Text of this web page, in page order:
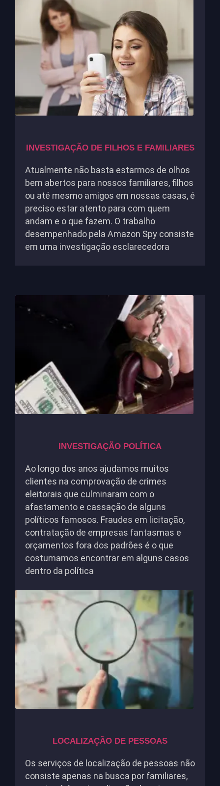
INVESTIGAÇÃO DE FILHOS E FAMILIARES
Atualmente não basta estarmos de olhos
bem abertos para nossos familiares, filhos
ou até mesmo amigos em nossas casas, é
preciso estar atento para com quem
andam e o que fazem. O trabalho
desempenhado pela Amazon Spy consiste
em uma investigação esclarecedora
INVESTIGAÇÃO POLÍTICA
Ao longo dos anos ajudamos muitos
clientes na comprovação de crimes
eleitorais que culminaram com o
afastamento e cassação de alguns
políticos famosos. Fraudes em licitação,
contratação de empresas fantasmas e
orçamentos fora dos padrões é o que
costumamos encontrar em alguns casos
dentro da política
LOCALIZAÇÃO DE PESSOAS
Os serviços de localização de pessoas não
consiste apenas na busca por familiares,